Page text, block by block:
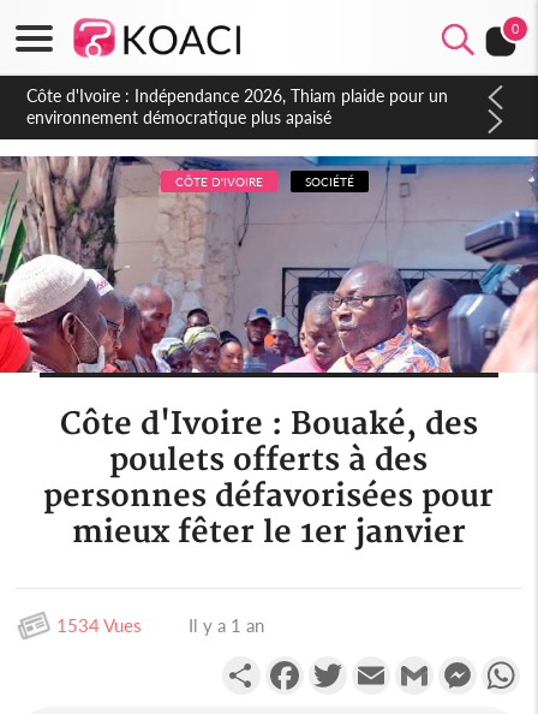
0
Côte d'Ivoire : Concours INFAS 2026, les convocations
seront disponibles à compter du samedi
CÔTE D'IVOIRE SOCIÉTÉ
Côte d'Ivoire : Bouaké, des
poulets offerts à des
personnes défavorisées pour
mieux fêter le 1er janvier
1534 Vues Il y a 1 an
PartagerFacebookTwitterEmail Gmail